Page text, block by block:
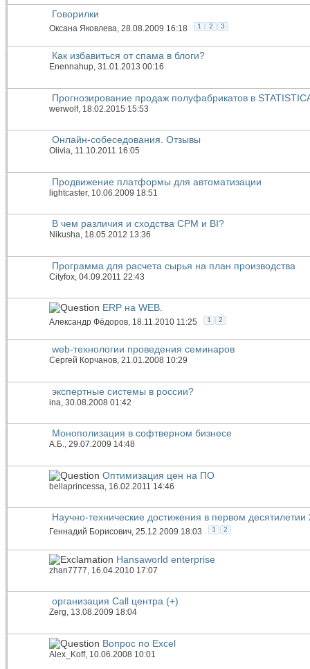
Говорилки
Оксана Яковлева , 28.08.2009 16:18 1 2 3
Как избавиться от спама в блоги?
Enennahup, 31.01.2013 00:16
Прогнозирование продаж полуфабрикатов в
werwolf, 18.02.2015 15:53
Онлайн-собеседования. Отзывы
Olivia, 11.10.2011 16:05
Продвижение платформы для автоматизации
lightcaster, 10.06.2009 18:51
В чем различия и сходства CPM и BI?
Nikusha, 18.05.2012 13:36
Программа для расчета сырья на план производства
Cityfox , 04.09.2011 22:43
ERP на WEB.
Александр Фёдоров, 18.11.2010 11:25 1 2
web-технологии проведения семинаров
Сергей Корчанов, 21.01.2008 10:29
экспертные системы в россии?
ina, 30.08.2008 01:42
Монополизация в софтверном бизнесе
А.Б., 29.07.2009 14:48
Оптимизация цен на ПО
bellaprincessa, 16.02.2011 14:46
Научно-технические достижения в первом десятилетии
Геннадий Борисович, 25.12.2009 18:03 1 2
Hansaworld enterprise
zhan7777, 16.04.2010 17:07
организация Call центра (+)
Zerg, 13.08.2009 18:04
Вопрос по Excel
Alex_Koff, 10.06.2008 10:01